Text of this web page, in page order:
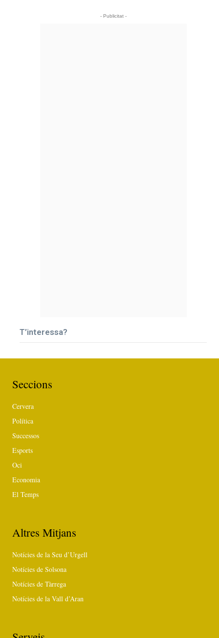
- Publicitat -
T’interessa?
Seccions
Cervera
Política
Successos
Esports
Oci
Economia
El Temps
Altres Mitjans
Notícies de la Seu d’Urgell
Notícies de Solsona
Notícies de Tàrrega
Notícies de la Vall d’Aran